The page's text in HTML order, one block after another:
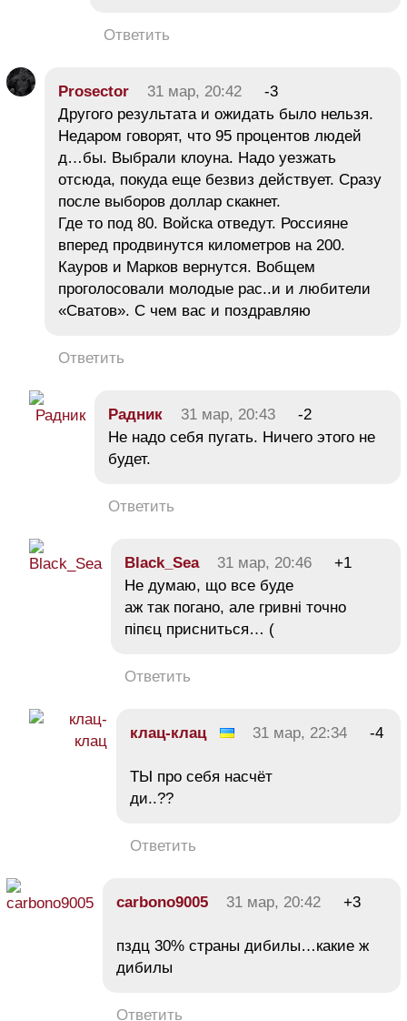
Ответить
Prosector 31 мар, 20:42
-3
Другого результата и ожидать было нельзя.
Недаром говорят, что 95 процентов людей
д…бы. Выбрали клоуна. Надо уезжать
отсюда, покуда еще безвиз действует. Сразу
после выборов доллар скакнет.
Где то под 80. Войска отведут. Россияне
вперед продвинутся километров на 200.
Кауров и Марков вернутся. Вобщем
проголосовали молодые рас..и и любители
«Сватов». С чем вас и поздравляю
Ответить
Радник 31 мар, 20:43
-2
Не надо себя пугать. Ничего этого не
будет.
Ответить
Black_Sea 31 мар, 20:46
+1
Не думаю, що все буде
аж так погано, але гривні точно
піпєц присниться… (
Ответить
клац-клац 31 мар, 22:34 -4
ТЫ про себя насчёт
ди..??
Ответить
carbono9005 31 мар, 20:42 +3
пздц 30% страны дибилы…какие ж
дибилы
Ответить